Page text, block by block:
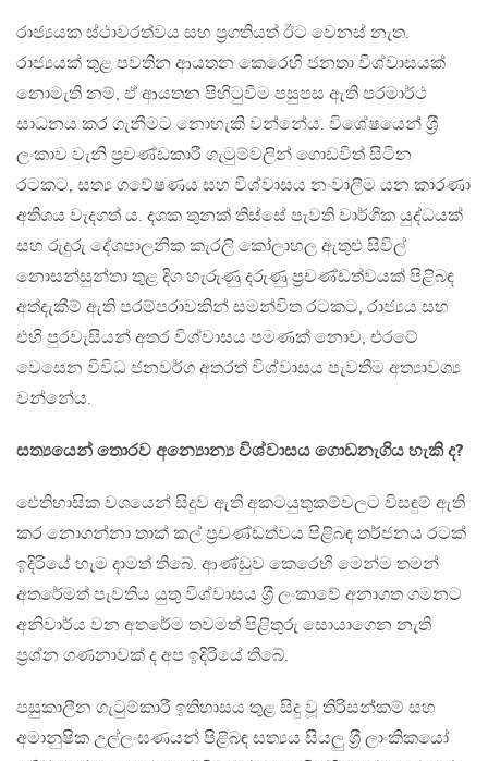
රාජ්‍යයක ස්ථාවරත්වය සහ ප‍්‍රගතියත් ඊට වෙනස් නැත.
රාජ්‍යයක් තුළ පවතින ආයතන කෙරෙහි ජනතා විශ්වාසයක්
නොමැති නම්, ඒ ආයතන පිහිටුවීම පසුපස ඇති පරමාර්ථ
සාධනය කර ගැනීමට නොහැකි වන්නේය. විශේෂයෙන් ශ‍්‍රී
ලංකාව වැනි ප‍්‍රචණ්ඩකාරී ගැටුම්වලින් ගොඩවිත් සිටින
රටකට, සත්‍ය ගවේෂණය සහ විශ්වාසය නංවාලීම යන කාරණා
අතිශය වැදගත් ය. දශක තුනක් තිස්සේ පැවති වාර්ගික යුද්ධයක්
සහ රුදුරු දේශපාලනික කැරලි කෝලාහල ඇතුළු සිවිල්
නොසන්සුන්තා තුළ දිග හැරුණු දරුණු ප‍්‍රචණ්ඩත්වයක් පිළිබඳ
අත්දැකීම් ඇති පරම්පරාවකින් සමන්විත රටකට, රාජ්‍යය සහ
එහි පුරවැසියන් අතර විශ්වාසය පමණක් නොව, එරටේ
වෙසෙන විවිධ ජනවර්ග අතරත් විශ්වාසය පැවතීම අත්‍යාවශ්‍ය
වන්නේය.
සත්‍යයෙන් තොරව අන්‍යොන්‍ය විශ්වාසය ගොඩනැගිය හැකි ද?
ඓතිහාසික වශයෙන් සිදුව ඇති අකටයුතුකම්වලට විසඳුම් ඇති
කර නොගන්නා තාක් කල් ප‍්‍රචණ්ඩත්වය පිළිබඳ තර්ජනය රටක්
ඉදිරියේ හැම දාමත් තිබේ. ආණ්ඩුව කෙරෙහි මෙන්ම තමන්
අතරේමත් පැවතිය යුතු විශ්වාසය ශ‍්‍රී ලංකාවේ අනාගත ගමනට
අනිවාර්ය වන අතරේම තවමත් පිළිතුරු සොයාගෙන නැති
ප‍්‍රශ්න ගණනාවක් ද අප ඉදිරියේ තිබේ.
පසුකාලීන ගැටුම්කාරී ඉතිහාසය තුළ සිදු වූ තිරිසන්කම් සහ
අමානුෂික උල්ලංඝණයන් පිළිබඳ සත්‍යය සියලු ශ‍්‍රී ලාංකිකයෝ